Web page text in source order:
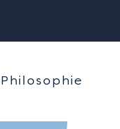
Philosophie